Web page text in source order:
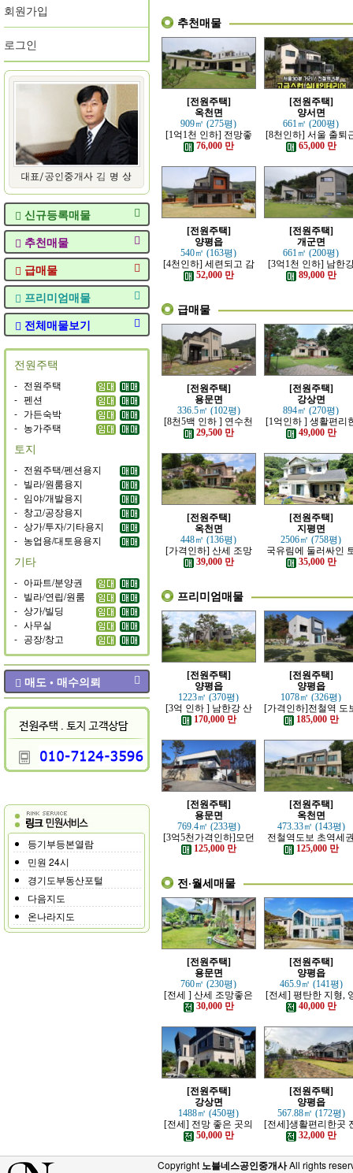
회원가입
로그인
신규등록매물
추천매물
급매물
프리미엄매물
전체매물보기
전원주택
- 전원주택
- 펜션
- 가든숙박
- 농가주택
토지
- 전원주택/펜션용지
- 빌라/원룸용지
- 임야/개발용지
- 창고/공장용지
- 상가/투자/기타용지
- 농업용/대토용용지
기타
- 아파트/분양권
- 빌라/연립/원룸
- 상가/빌딩
- 사무실
- 공장/창고
매도 • 매수의뢰
등기부등본열람
민원 24시
경기도부동산포털
다음지도
온나라지도
추천매물
[전원주택]
옥천면
909㎡ (275평)
[1억1천 인하] 전망좋
고 력셔리한 단층 철콘
전원주택
76,000 만
[전원주택]
양서면
661㎡ (200평)
[8천인하] 서울 출퇴
가능한 잘 지은 고급
65,000 만
[전원주택]
양평읍
540㎡ (163평)
[4천인하] 세련되고 감
각적인 모던한 전원주
52,000 만
[전원주택]
개군면
661㎡ (200평)
[3억1천 인하] 남한
조망 좋은 모던한 고
전원주택
89,000 만
급매물
[전원주택]
용문면
336.5㎡ (102평)
[8천5백 인하 ] 연수천
가까운 튼튼하게 잘지
은 전원주택
29,500 만
[전원주택]
강상면
894㎡ (270평)
[1억인하 ] 생활편리
정남향의 관리 잘된
49,000 만
[전원주택]
옥천면
448㎡ (136평)
[가격인하] 산세 조망
좋은 남향 전원주택
39,000 만
[전원주택]
지평면
2506㎡ (758평)
국유림에 둘러싸인
지 넓은 전원주택
35,000 만
프리미엄매물
[전원주택]
양평읍
1223㎡ (370평)
[3억 인하 ] 남한강 산
책로 접한 최고급 전원
170,000 만
[전원주택]
양평읍
1078㎡ (326평)
[가격인하]전철역 도
강조망 되는 고급 전
185,000 만
[전원주택]
용문면
769.4㎡ (233평)
[3억5천가격인하]모던
하고 고급스러운 본채,
별채있는 전원주택
125,000 만
[전원주택]
옥천면
473.33㎡ (143평)
전철역도보 초역세
강조망 고급전원주
125,000 만
전·월세매물
[전원주택]
용문면
760㎡ (230평)
[전세 ] 산세 조망좋은
정원 예쁜, 단층주택
30,000 만
[전원주택]
양평읍
465.9㎡ (141평)
[전세] 평탄한 지형,
평시내 차량 접근성
수한 전원주택
40,000 만
[전원주택]
강상면
1488㎡ (450평)
[전세] 전망 좋은 곳의
고급 전원주택
50,000 만
[전원주택]
양평읍
567.88㎡ (172평)
[전세]생활편리한곳
망트인 전원주택
32,000 만
Copyright 노블네스공인중개사All rights